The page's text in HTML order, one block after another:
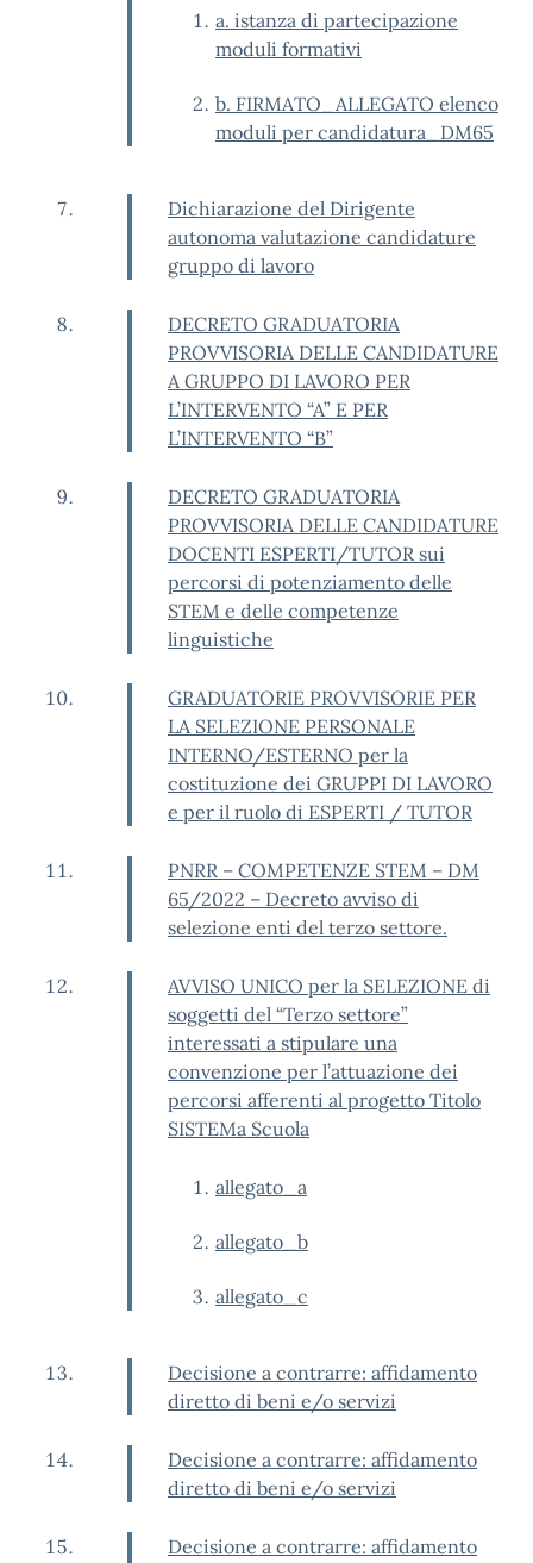
a. istanza di partecipazione
moduli formativi
b. FIRMATO_ALLEGATO elenco
moduli per candidatura_DM65
Dichiarazione del Dirigente
autonoma valutazione candidature
gruppo di lavoro
DECRETO GRADUATORIA
PROVVISORIA DELLE CANDIDATURE
A GRUPPO DI LAVORO PER
L’INTERVENTO “A” E PER
L’INTERVENTO “B”
DECRETO GRADUATORIA
PROVVISORIA DELLE CANDIDATURE
DOCENTI ESPERTI/TUTOR sui
percorsi di potenziamento delle
STEM e delle competenze
linguistiche
GRADUATORIE PROVVISORIE PER
LA SELEZIONE PERSONALE
INTERNO/ESTERNO per la
costituzione dei GRUPPI DI LAVORO
e per il ruolo di ESPERTI / TUTOR
PNRR – COMPETENZE STEM – DM
65/2022 – Decreto avviso di
selezione enti del terzo settore.
AVVISO UNICO per la SELEZIONE di
soggetti del “Terzo settore”
interessati a stipulare una
convenzione per l’attuazione dei
percorsi afferenti al progetto Titolo
SISTEMa Scuola
allegato_a
allegato_b
allegato_c
Decisione a contrarre: affidamento
diretto di beni e/o servizi
Decisione a contrarre: affidamento
diretto di beni e/o servizi
Decisione a contrarre: affidamento